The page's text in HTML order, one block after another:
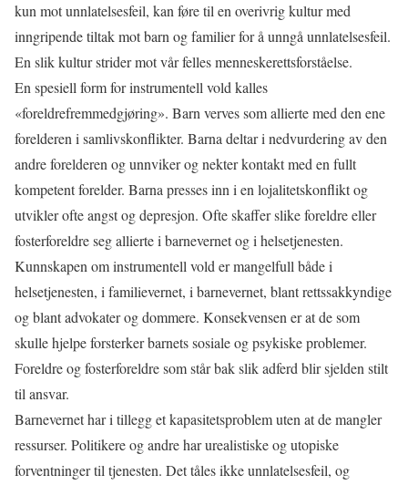
kun mot unnlatelsesfeil, kan føre til en overivrig kultur med
inngripende tiltak mot barn og familier for å unngå unnlatelsesfeil.
En slik kultur strider mot vår felles menneskerettsforståelse.
En spesiell form for instrumentell vold kalles
«foreldrefremmedgjøring». Barn verves som allierte med den ene
forelderen i samlivskonflikter. Barna deltar i nedvurdering av den
andre forelderen og unnviker og nekter kontakt med en fullt
kompetent forelder. Barna presses inn i en lojalitetskonflikt og
utvikler ofte angst og depresjon. Ofte skaffer slike foreldre eller
fosterforeldre seg allierte i barnevernet og i helsetjenesten.
Kunnskapen om instrumentell vold er mangelfull både i
helsetjenesten, i familievernet, i barnevernet, blant rettssakkyndige
og blant advokater og dommere. Konsekvensen er at de som
skulle hjelpe forsterker barnets sosiale og psykiske problemer.
Foreldre og fosterforeldre som står bak slik adferd blir sjelden stilt
til ansvar.
Barnevernet har i tillegg et kapasitetsproblem uten at de mangler
ressurser. Politikere og andre har urealistiske og utopiske
forventninger til tjenesten. Det tåles ikke unnlatelsesfeil, og